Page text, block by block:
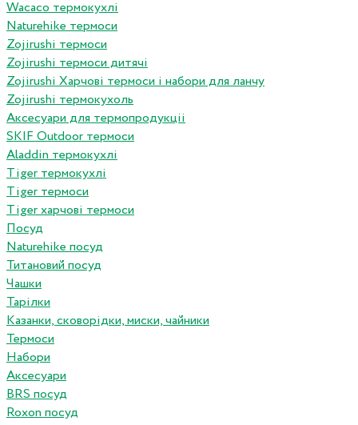
Wacaco термокухлі
Naturehike термоси
Zojirushi термоси
Zojirushi термоси дитячі
Zojirushi Харчові термоси і набори для ланчу
Zojirushi термокухоль
Аксесуари для термопродукціі
SKIF Outdoor термоси
Aladdin термокухлі
Tiger термокухлі
Tiger термоси
Tiger харчові термоси
Посуд
Naturehike посуд
Титановий посуд
Чашки
Тарілки
Казанки, сковорідки, миски, чайники
Термоси
Набори
Аксесуари
BRS посуд
Roxon посуд